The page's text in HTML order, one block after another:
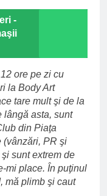
-
ore pe zi cu
la Body Art
tare mult şi de la
lângă asta, sunt
din Piaţa
(vânzări, PR şi
sunt extrem de
mi place. În puţinul
mă plimb şi caut